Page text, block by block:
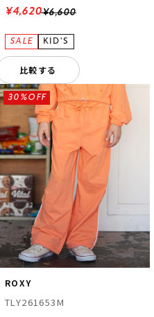
¥6,600
¥4,620
比較する
ROXY
TLY261653M
30%OFF